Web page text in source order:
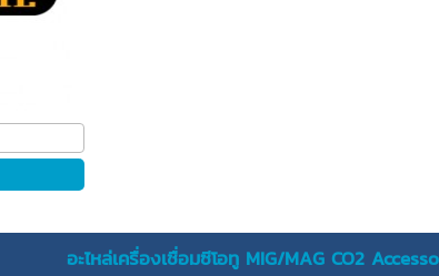
อะไหล่เครื่องเชื่อมซีโอทู MIG/MAG CO2